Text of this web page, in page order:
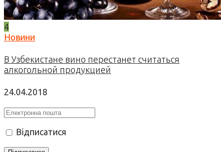
4
Новини
В Узбекистане вино перестанет считаться
алкогольной продукцией
24.04.2018
Відписатися